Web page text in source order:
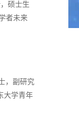
硕士生
者未来
，副研究
大学青年